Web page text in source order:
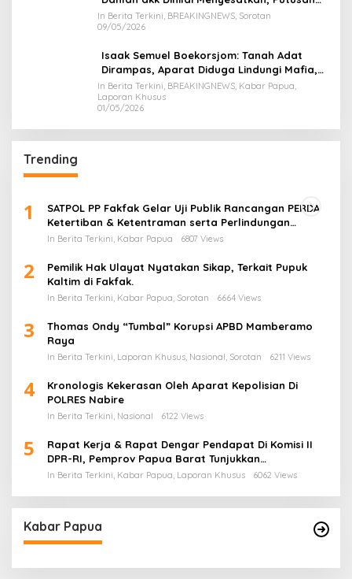
PK Isaak Boekorsjom Belum Dipublikasikan
In Berita Terkini, BREAKINGNEWS, Sorotan
09/05/2026
Isaak Semuel Boekorsjom: Tanah Adat
Dirampas, Aparat Diduga Lindungi Mafia,
Kasus Kini Jadi Prioritas ATR/BPN
In Berita Terkini, BREAKINGNEWS, Kabar Papua,
Laporan Khusus
01/05/2026
Trending
1
SATPOL PP Fakfak Gelar Uji Publik Rancangan PERDA
Ketertiban & Ketentraman serta Perlindungan
Masyarakat
In Berita Terkini, Kabar Papua 6807 Views
2
Pemilik Hak Ulayat Nyatakan Sikap, Terkait Pupuk
Kaltim di Fakfak.
In Berita Terkini, Kabar Papua, Sorotan 6664 Views
3
Thomas Ondy “Tumbal” Korupsi APBD Mamberamo
Raya
In Berita Terkini, Laporan Khusus, Nasional, Sorotan 6211 Views
4
Kronologis Kekerasan Oleh Aparat Kepolisian Di
POLRES Nabire
In Berita Terkini, Nasional 6122 Views
5
Rapat Kerja & Rapat Dengar Pendapat Di Komisi II
DPR-RI, Pemprov Papua Barat Tunjukkan
Keberpihakan Terhadap Aspirasi Masyarakat!
In Berita Terkini, Kabar Papua, Laporan Khusus 6062 Views
Kabar Papua